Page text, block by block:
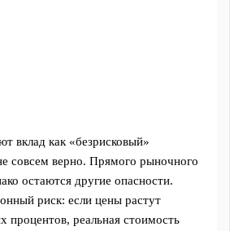
вклад как «безрисковый»
совсем верно. Прямого рыночного
остаются другие опасности.
риск: если цены растут
процентов, реальная стоимость